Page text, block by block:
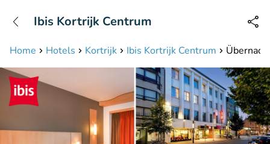
Erreichbar bis 23:00 Uhr (max 0,09€/Min)
Home Hotels Kortrijk Ibis Kortrijk Centrum
Ibis Kortrijk Centrum